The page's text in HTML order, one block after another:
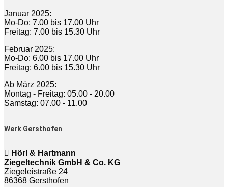
Januar 2025:
Mo-Do: 7.00 bis 17.00 Uhr
Freitag: 7.00 bis 15.30 Uhr
Februar 2025:
Mo-Do: 6.00 bis 17.00 Uhr
Freitag: 6.00 bis 15.30 Uhr
Ab März 2025:
Montag - Freitag: 05.00 - 20.00
Samstag: 07.00 - 11.00
Werk Gersthofen
Hörl & Hartmann
Ziegeltechnik GmbH & Co. KG
Ziegeleistraße 24
86368 Gersthofen